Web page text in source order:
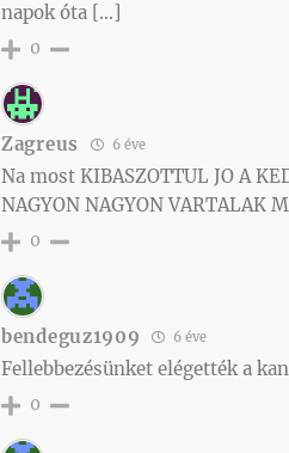
napok óta […]
0
Zagreus 6 éve
Na most KIBASZOTTUL JO A
NAGYON NAGYON VARTALAK
0
bendeguz1909 6 éve
Fellebbezésünket elégették a
0